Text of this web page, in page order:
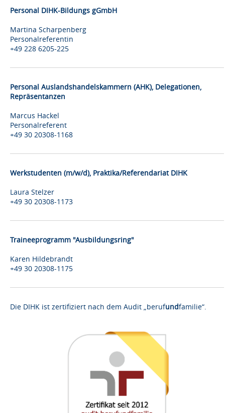
Personal DIHK-Bildungs gGmbH
Martina Scharpenberg
Personalreferentin
+49 228 6205-225
Personal Auslandshandelskammern (AHK), Delegationen,
Repräsentanzen
Marcus Hackel
Personalreferent
+49 30 20308-1168
Werkstudenten (m/w/d), Praktika/Referendariat DIHK
Laura Stelzer
+49 30 20308-1173
Traineeprogramm "Ausbildungsring"
Karen Hildebrandt
+49 30 20308-1175
Die DIHK ist zertifiziert nach dem Audit „berufundfamilie“.